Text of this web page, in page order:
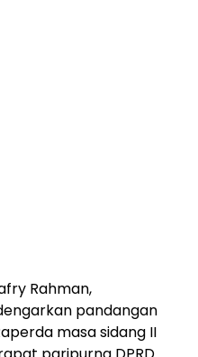
Rahman,
pandangan
masa sidang II